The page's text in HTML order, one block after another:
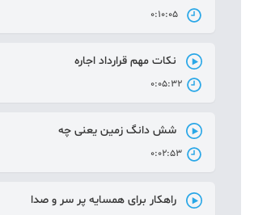
0:10:05
نکات مهم قرارداد اجاره
0:05:32
شش دانگ زمین یعنی چه
0:02:53
راهکار برای همسایه پر سر و صدا